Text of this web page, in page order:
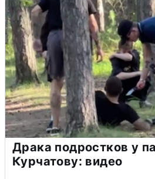
Драка подростков у
Курчатову: видео